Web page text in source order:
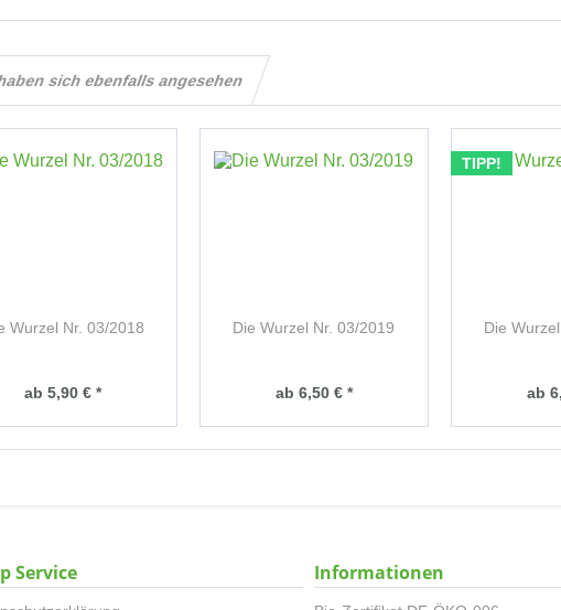
sich ebenfalls angesehen
Wurzel Nr. 03/2018
ab 5,90 € *
Die Wurzel Nr. 03/2019
ab 6,50 € *
TIPP!
Die
ab
Service Informationen